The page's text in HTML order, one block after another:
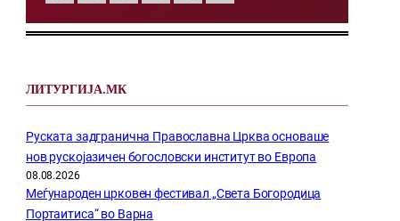
ЛИТУРГИЈА.МК
Руската задгранична Православна Црква основаше
нов рускојазичен богословски институт во Европа
08.08.2026
Меѓународен црковен фестивал „Света Богородица
Портаитиса“ во Варна